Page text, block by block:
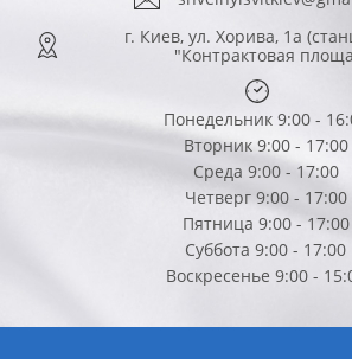
г. Киев, ул. Хорива, 1а
"Контрактовая
Понедельник 9:00 -
Вторник 9:00 - 17:00
Среда 9:00 - 17:00
Четверг 9:00 - 17:00
Пятница 9:00 - 17:00
Суббота 9:00 - 17:00
Воскресенье 9:00 -